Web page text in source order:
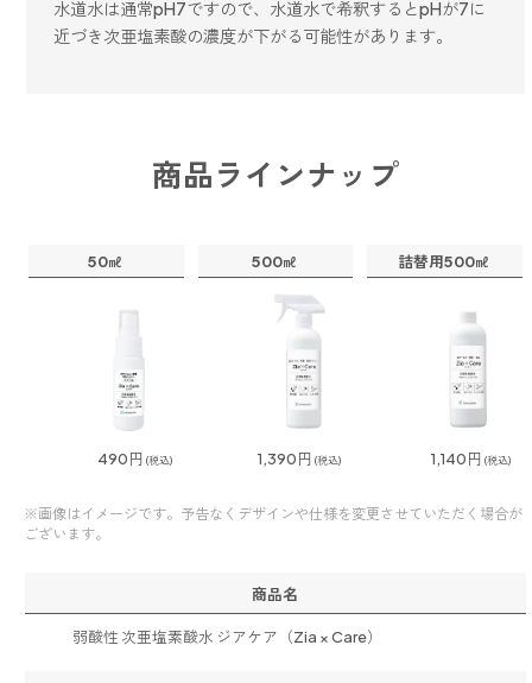
水道水は通常pH7ですので、水道水で希釈するとpHが7に
近づき次亜塩素酸の濃度が下がる可能性があります。
商品ラインナップ
50㎖
490円
500㎖
1,390円
詰替用500㎖
1,140円
※画像はイメージです。予告なくデザインや仕様を変更させていただく場合が
ございます。
商品名
弱酸性 次亜塩素酸水 ジアケア（Zia × Care）